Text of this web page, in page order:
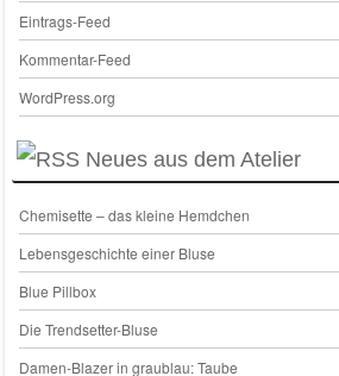
Eintrags-Feed
Kommentar-Feed
WordPress.org
Neues aus dem Atelier
Chemisette – das kleine Hemdchen
Lebensgeschichte einer Bluse
Blue Pillbox
Die Trendsetter-Bluse
Damen-Blazer in graublau: Taube